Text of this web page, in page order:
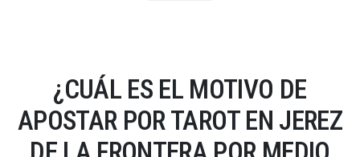
¿CUÁL ES EL MOTIVO DE
APOSTAR POR TAROT EN JEREZ